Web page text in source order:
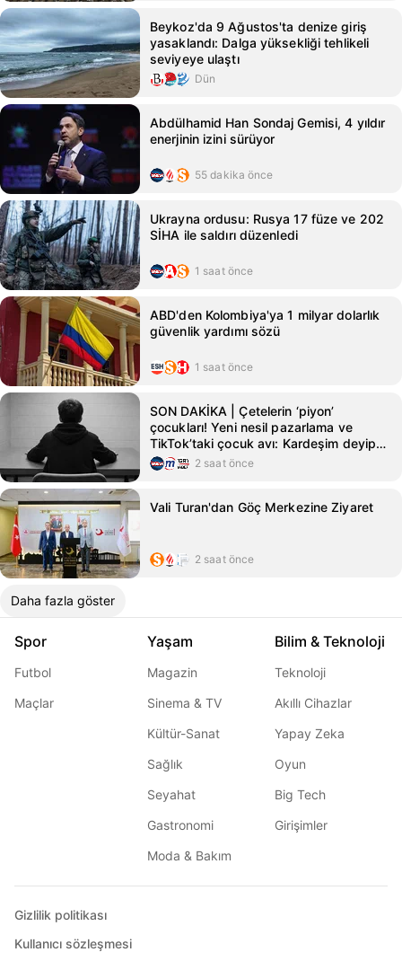
Beykoz'da 9 Ağustos'ta denize giriş
yasaklandı: Dalga yüksekliği tehlikeli
seviyeye ulaştı
Dün
Abdülhamid Han Sondaj Gemisi, 4 yıldır
enerjinin izini sürüyor
55 dakika önce
Ukrayna ordusu: Rusya 17 füze ve 202
SİHA ile saldırı düzenledi
1 saat önce
ABD'den Kolombiya'ya 1 milyar dolarlık
güvenlik yardımı sözü
1 saat önce
SON DAKİKA | Çetelerin ‘piyon’
çocukları! Yeni nesil pazarlama ve
TikTok’taki çocuk avı: Kardeşim deyip
ölüme yolladılar
2 saat önce
Vali Turan'dan Göç Merkezine Ziyaret
2 saat önce
Daha fazla göster
Spor
Futbol
Maçlar
Yaşam
Magazin
Sinema & TV
Kültür-Sanat
Sağlık
Seyahat
Gastronomi
Moda & Bakım
Bilim & Teknoloji
Teknoloji
Akıllı Cihazlar
Yapay Zeka
Oyun
Big Tech
Girişimler
Gizlilik politikası
Kullanıcı sözleşmesi